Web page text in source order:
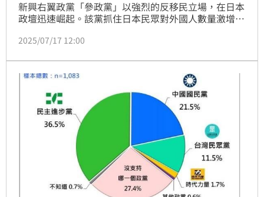
新興右翼政黨「參政黨」以強烈的反移民立場，在日本
政壇迅速崛起。該黨抓住日本民眾對外國人數量激增的
移民等，針對外國人的政策引起關注。日本20日將舉行
出應對措施，從「零非法移民」到限制外國人購置房
產，顯示出這一議題在日本政治中的重要性。
2025/07/17 12:00